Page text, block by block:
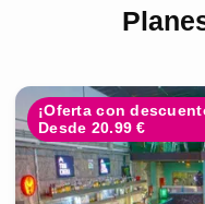
¡Oferta con
Desde 20.99 €